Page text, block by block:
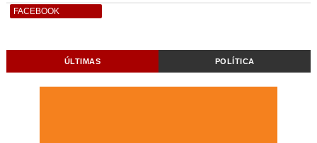
FACEBOOK
ÚLTIMAS POLÍTICA